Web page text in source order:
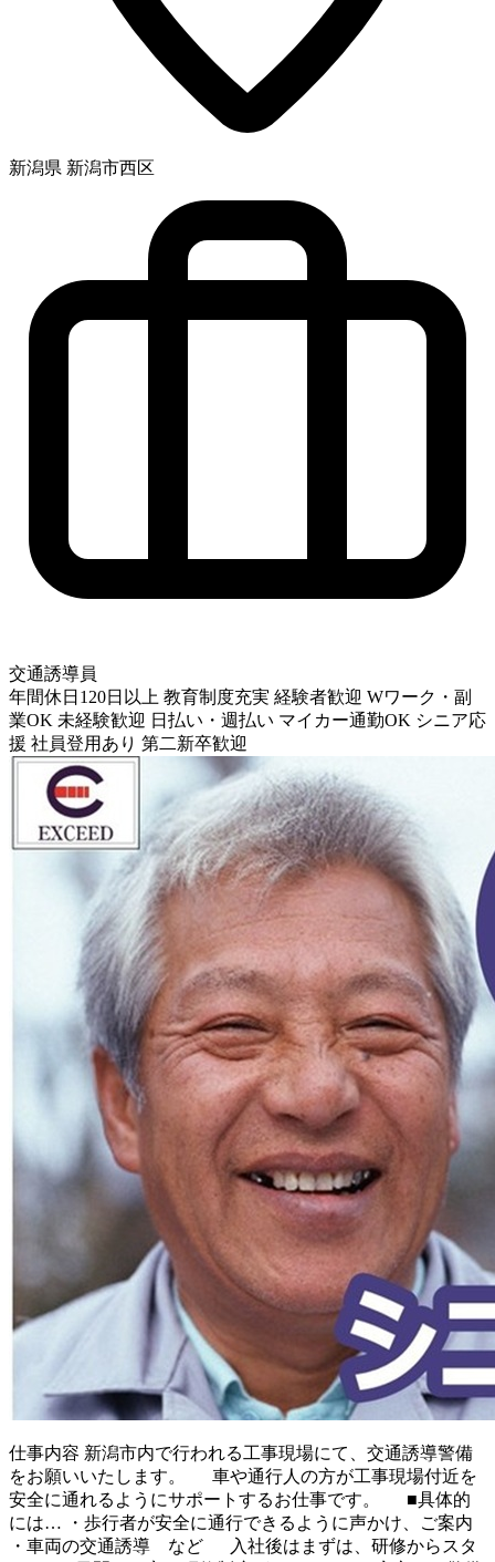
新潟県 新潟市西区
交通誘導員
年間休日120日以上 教育制度充実 経験者歓迎 Wワーク・副
業OK 未経験歓迎 日払い・週払い マイカー通勤OK シニア応
援 社員登用あり 第二新卒歓迎
仕事内容 新潟市内で行われる工事現場にて、交通誘導警備
をお願いいたします。 車や通行人の方が工事現場付近を
安全に通れるようにサポートするお仕事です。 ■具体的
には… ・歩行者が安全に通行できるように声かけ、ご案内
・車両の交通誘導 など 入社後はまずは、研修からスタ